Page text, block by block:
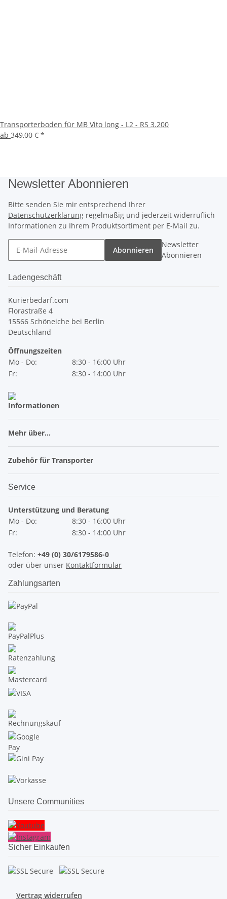
Transporterboden für MB Vito long - L2 - RS 3.200
ab 349,00 € *
Newsletter Abonnieren
Bitte senden Sie mir entsprechend Ihrer
Datenschutzerklärung regelmäßig und jederzeit widerruflich
Informationen zu Ihrem Produktsortiment per E-Mail zu.
Abonnieren
Newsletter
Abonnieren
Ladengeschäft
Kurierbedarf.com
Florastraße 4
15566 Schöneiche bei Berlin
Deutschland
Öffnungszeiten
Mo - Do:
8:30 - 16:00 Uhr
Fr:
8:30 - 14:00 Uhr
Informationen
Mehr über...
Zubehör für Transporter
Service
Unterstützung und Beratung
Mo - Do:
8:30 - 16:00 Uhr
Fr:
8:30 - 14:00 Uhr
Telefon: +49 (0) 30/6179586-0
oder über unser Kontaktformular
Zahlungsarten
Unsere Communities
Sicher Einkaufen
Vertrag widerrufen